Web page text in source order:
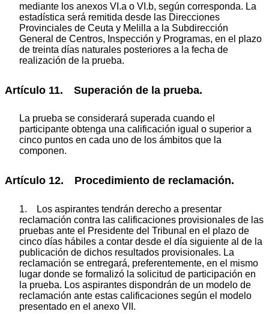
mediante los anexos VI.a o VI.b, según corresponda. La
estadística será remitida desde las Direcciones
Provinciales de Ceuta y Melilla a la Subdirección
General de Centros, Inspección y Programas, en el plazo
de treinta días naturales posteriores a la fecha de
realización de la prueba.
Artículo 11. Superación de la prueba.
La prueba se considerará superada cuando el
participante obtenga una calificación igual o superior a
cinco puntos en cada uno de los ámbitos que la
componen.
Artículo 12. Procedimiento de reclamación.
1. Los aspirantes tendrán derecho a presentar
reclamación contra las calificaciones provisionales de las
pruebas ante el Presidente del Tribunal en el plazo de
cinco días hábiles a contar desde el día siguiente al de la
publicación de dichos resultados provisionales. La
reclamación se entregará, preferentemente, en el mismo
lugar donde se formalizó la solicitud de participación en
la prueba. Los aspirantes dispondrán de un modelo de
reclamación ante estas calificaciones según el modelo
presentado en el anexo VII.